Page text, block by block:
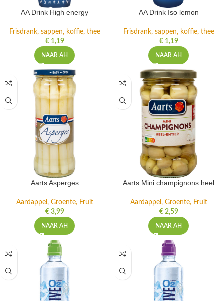
AA Drink High energy
Frisdrank, sappen, koffie, thee
€1,19
NAAR AH
AA Drink Iso lemon
Frisdrank, sappen, koffie, thee
€1,19
NAAR AH
Aarts Asperges
Aardappel, Groente, Fruit
€3,99
NAAR AH
Aarts Mini champignons heel
Aardappel, Groente, Fruit
€2,59
NAAR AH